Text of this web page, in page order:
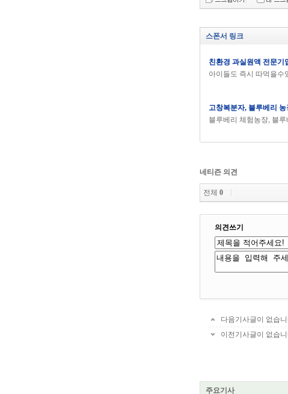
스폰서 링크
친환경 과실원액 전문기
아이들도 즉시 따먹을수
고창복분자, 블루베리
블루베리 체험농장, 블루
네티즌 의견
전체 0
의견쓰기
다음기사글이 없습
이전기사글이 없습
주요기사